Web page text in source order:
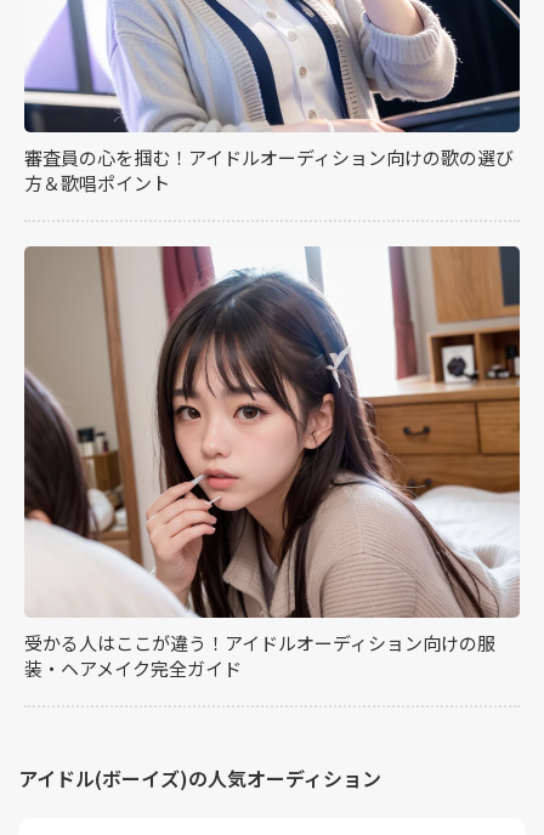
審査員の心を掴む！アイドルオーディション向けの歌の選び
方＆歌唱ポイント
受かる人はここが違う！アイドルオーディション向けの服
装・ヘアメイク完全ガイド
アイドル(ボーイズ)の人気オーディション